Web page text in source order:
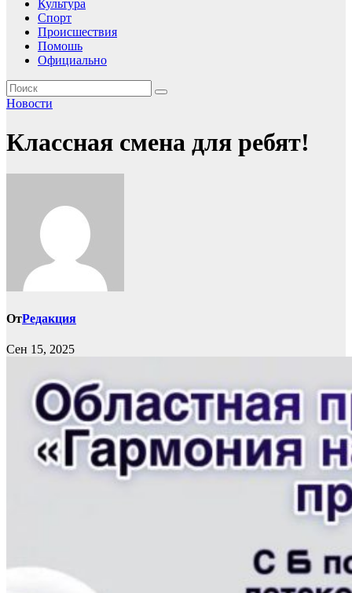
Культура
Спорт
Происшествия
Помошь
Официально
Новости
Классная смена для ребят!
ОтРедакция
Сен 15, 2025